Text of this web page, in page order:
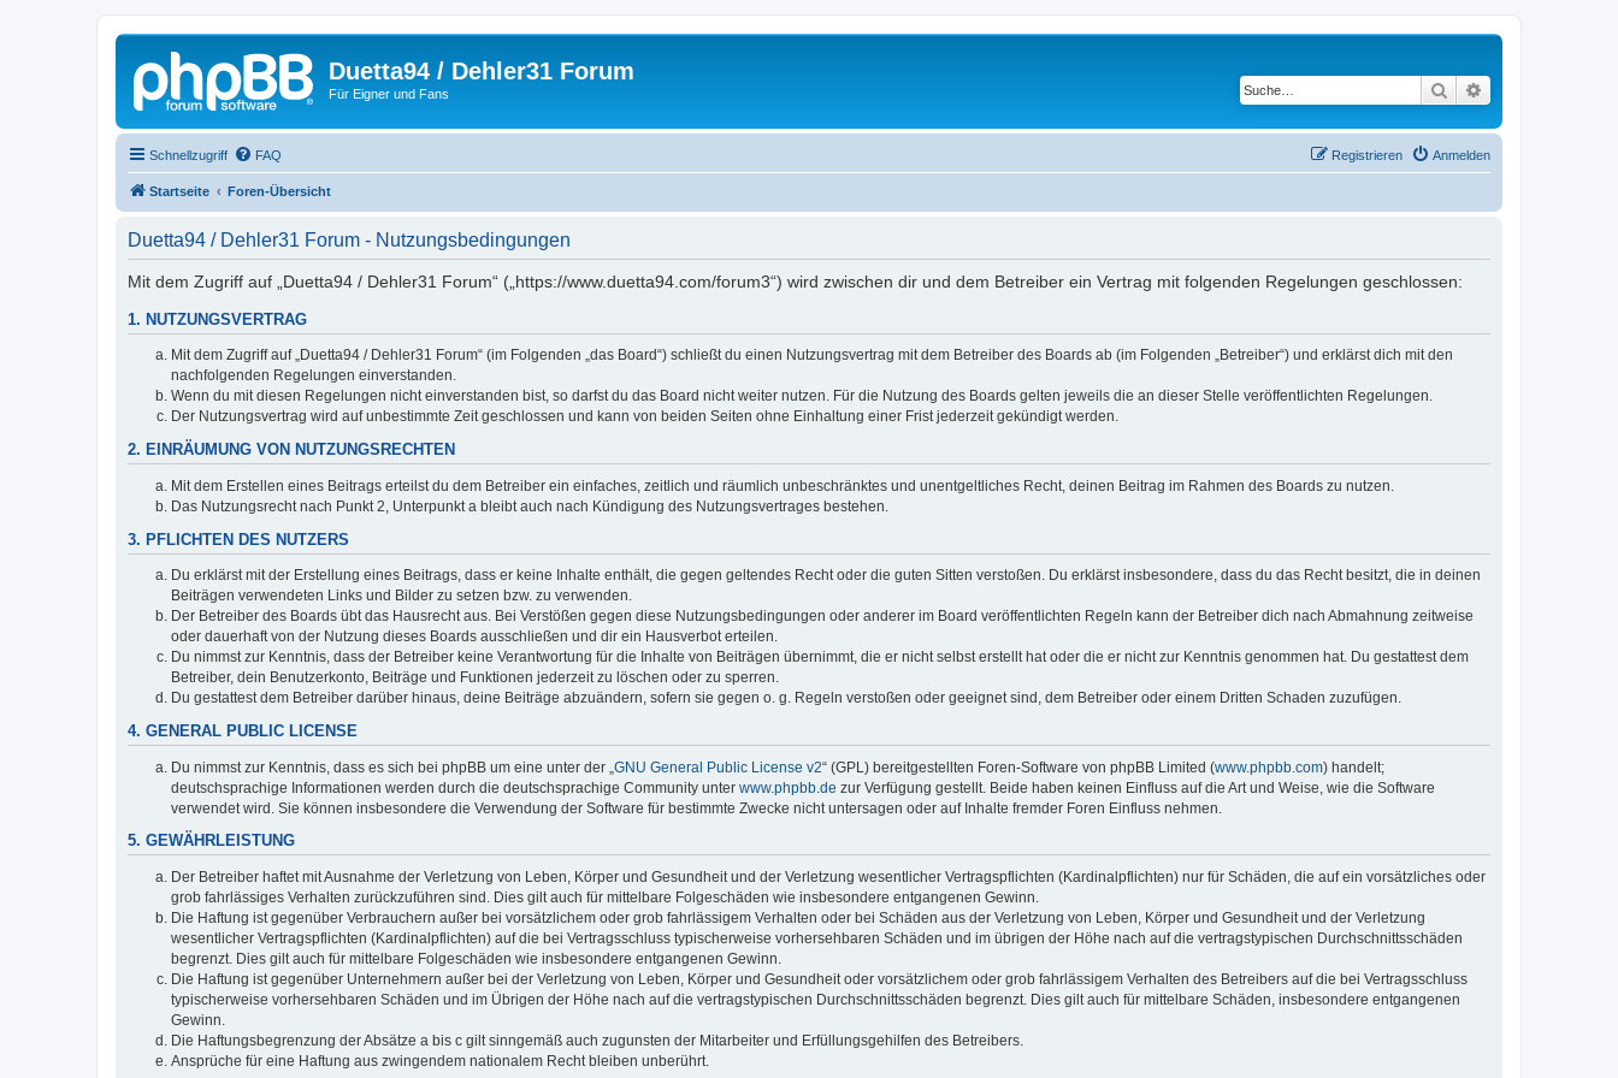
Duetta94 / Dehler31 Forum
Für Eigner und Fans Suche
Schnellzugriff FAQ Anmelden
Registrieren
Startseite Foren-Übersicht
Duetta94 / Dehler31 Forum - Nutzungsbedingungen
Mit dem Zugriff auf „Duetta94 / Dehler31 Forum“ („https://www.duetta94.com/forum3“) wird zwischen dir und dem Betreiber ein Vertrag mit folgenden Regelungen geschlossen:
1. NUTZUNGSVERTRAG
Mit dem Zugriff auf „Duetta94 / Dehler31 Forum“ (im Folgenden „das Board“) schließt du einen Nutzungsvertrag mit dem Betreiber des Boards ab (im Folgenden „Betreiber“) und erklärst dich mit den
nachfolgenden Regelungen einverstanden.
Wenn du mit diesen Regelungen nicht einverstanden bist, so darfst du das Board nicht weiter nutzen. Für die Nutzung des Boards gelten jeweils die an dieser Stelle veröffentlichten Regelungen.
Der Nutzungsvertrag wird auf unbestimmte Zeit geschlossen und kann von beiden Seiten ohne Einhaltung einer Frist jederzeit gekündigt werden.
2. EINRÄUMUNG VON NUTZUNGSRECHTEN
Mit dem Erstellen eines Beitrags erteilst du dem Betreiber ein einfaches, zeitlich und räumlich unbeschränktes und unentgeltliches Recht, deinen Beitrag im Rahmen des Boards zu nutzen.
Das Nutzungsrecht nach Punkt 2, Unterpunkt a bleibt auch nach Kündigung des Nutzungsvertrages bestehen.
3. PFLICHTEN DES NUTZERS
Du erklärst mit der Erstellung eines Beitrags, dass er keine Inhalte enthält, die gegen geltendes Recht oder die guten Sitten verstoßen. Du erklärst insbesondere, dass du das Recht besitzt, die in deinen
Beiträgen verwendeten Links und Bilder zu setzen bzw. zu verwenden.
Der Betreiber des Boards übt das Hausrecht aus. Bei Verstößen gegen diese Nutzungsbedingungen oder anderer im Board veröffentlichten Regeln kann der Betreiber dich nach Abmahnung zeitweise
oder dauerhaft von der Nutzung dieses Boards ausschließen und dir ein Hausverbot erteilen.
Du nimmst zur Kenntnis, dass der Betreiber keine Verantwortung für die Inhalte von Beiträgen übernimmt, die er nicht selbst erstellt hat oder die er nicht zur Kenntnis genommen hat. Du gestattest dem
Betreiber, dein Benutzerkonto, Beiträge und Funktionen jederzeit zu löschen oder zu sperren.
Du gestattest dem Betreiber darüber hinaus, deine Beiträge abzuändern, sofern sie gegen o. g. Regeln verstoßen oder geeignet sind, dem Betreiber oder einem Dritten Schaden zuzufügen.
4. GENERAL PUBLIC LICENSE
Du nimmst zur Kenntnis, dass es sich bei phpBB um eine unter der „ GNU General Public License v2“ (GPL) bereitgestellten Foren-Software von phpBB Limited (www.phpbb.com) handelt;
deutschsprachige Informationen werden durch die deutschsprachige Community unter www.phpbb.de zur Verfügung gestellt. Beide haben keinen Einfluss auf die Art und Weise, wie die Software
verwendet wird. Sie können insbesondere die Verwendung der Software für bestimmte Zwecke nicht untersagen oder auf Inhalte fremder Foren Einfluss nehmen.
5. GEWÄHRLEISTUNG
Der Betreiber haftet mit Ausnahme der Verletzung von Leben, Körper und Gesundheit und der Verletzung wesentlicher Vertragspflichten (Kardinalpflichten) nur für Schäden, die auf ein vorsätzliches oder
grob fahrlässiges Verhalten zurückzuführen sind. Dies gilt auch für mittelbare Folgeschäden wie insbesondere entgangenen Gewinn.
Die Haftung ist gegenüber Verbrauchern außer bei vorsätzlichem oder grob fahrlässigem Verhalten oder bei Schäden aus der Verletzung von Leben, Körper und Gesundheit und der Verletzung
wesentlicher Vertragspflichten (Kardinalpflichten) auf die bei Vertragsschluss typischerweise vorhersehbaren Schäden und im übrigen der Höhe nach auf die vertragstypischen Durchschnittsschäden
begrenzt. Dies gilt auch für mittelbare Folgeschäden wie insbesondere entgangenen Gewinn.
Die Haftung ist gegenüber Unternehmern außer bei der Verletzung von Leben, Körper und Gesundheit oder vorsätzlichem oder grob fahrlässigem Verhalten des Betreibers auf die bei Vertragsschluss
typischerweise vorhersehbaren Schäden und im Übrigen der Höhe nach auf die vertragstypischen Durchschnittsschäden begrenzt. Dies gilt auch für mittelbare Schäden, insbesondere entgangenen
Gewinn.
Die Haftungsbegrenzung der Absätze a bis c gilt sinngemäß auch zugunsten der Mitarbeiter und Erfüllungsgehilfen des Betreibers.
Ansprüche für eine Haftung aus zwingendem nationalem Recht bleiben unberührt.